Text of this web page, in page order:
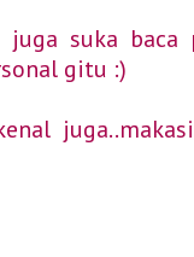
juga suka baca
gitu :)